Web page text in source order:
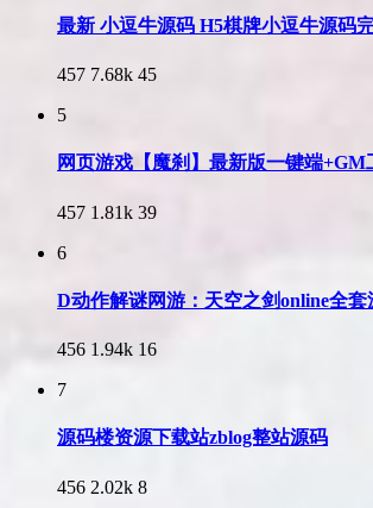
最新 小逗牛源码 H5棋牌小逗牛源码
457 7.68k 45
5
网页游戏【魔刹】最新版一键端
457 1.81k 39
6
D动作解谜网游：天空之剑online全套
456 1.94k 16
7
源码楼资源下载站zblog整站源码
456 2.02k 8